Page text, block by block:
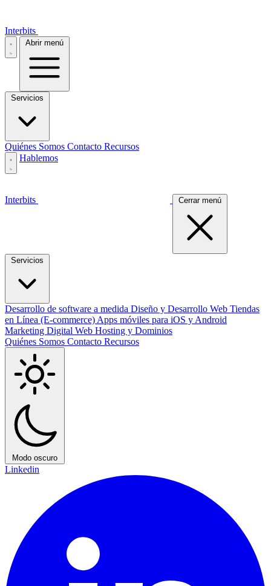
Interbits
Abrir menú
Servicios
Quiénes Somos Contacto Recursos
Hablemos
Interbits Cerrar menú
Servicios
Desarrollo de software a medida Diseño y Desarrollo Web Tiendas
en Línea (E-commerce) Apps móviles para iOS y Android
Marketing Digital Web Hosting y Dominios
Quiénes Somos Contacto Recursos
Modo oscuro
Linkedin